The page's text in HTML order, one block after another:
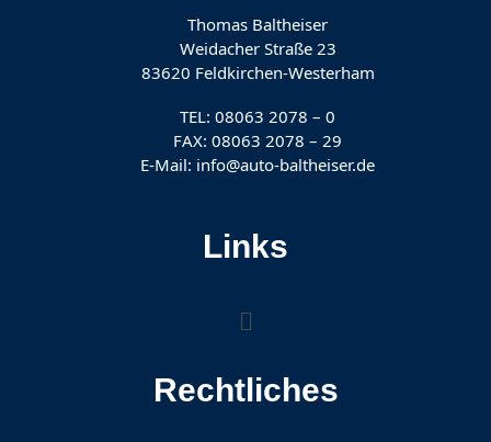
Thomas Baltheiser
Weidacher Straße 23
83620 Feldkirchen-Westerham
TEL: 08063 2078 – 0
FAX: 08063 2078 – 29
E-Mail: info@auto-baltheiser.de
Links
Rechtliches